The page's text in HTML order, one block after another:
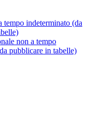
tempo indeterminato (da
non a tempo
pubblicare in tabelle)